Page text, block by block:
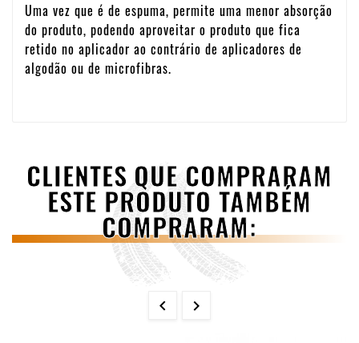
Uma vez que é de espuma, permite uma menor absorção
do produto, podendo aproveitar o produto que fica
retido no aplicador ao contrário de aplicadores de
algodão ou de microfibras.
CLIENTES QUE COMPRARAM
ESTE PRODUTO TAMBÉM
COMPRARAM:
 